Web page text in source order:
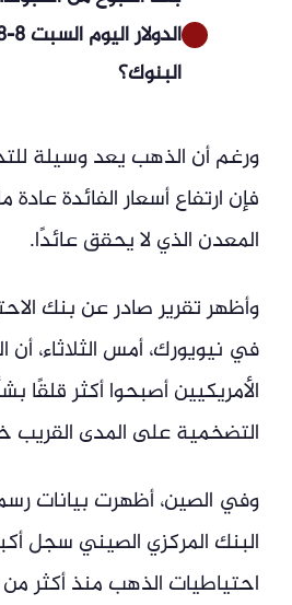
البنوك؟
ورغم أن الذهب يعد وسيلة
فإن ارتفاع أسعار الفائدة
المعدن الذي لا يحقق عائدًا.
وأظهر تقرير صادر عن بنك
في نيويورك، أمس الثلاثاء،
الأمريكيين أصبحوا أكثر قلقًا
التضخمية على المدى القريب
وفي الصين، أظهرت بيانات
البنك المركزي الصيني سجل
احتياطيات الذهب منذ أكثر